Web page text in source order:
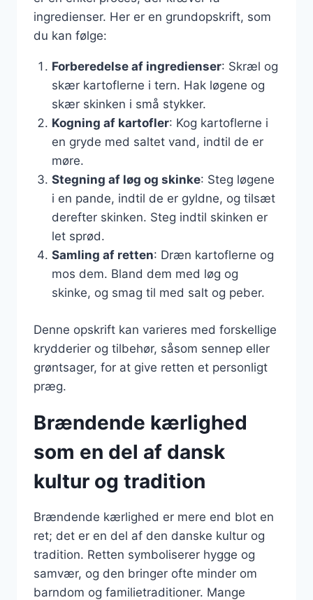
ingredienser. Her er en grundopskrift, som
du kan følge:
Forberedelse af ingredienser: Skræl og
skær kartoflerne i tern. Hak løgene og
skær skinken i små stykker.
Kogning af kartofler: Kog kartoflerne i
en gryde med saltet vand, indtil de er
møre.
Stegning af løg og skinke: Steg løgene
i en pande, indtil de er gyldne, og tilsæt
derefter skinken. Steg indtil skinken er
let sprød.
Samling af retten: Dræn kartoflerne og
mos dem. Bland dem med løg og
skinke, og smag til med salt og peber.
Denne opskrift kan varieres med forskellige
krydderier og tilbehør, såsom sennep eller
grøntsager, for at give retten et personligt
præg.
Brændende kærlighed
som en del af dansk
kultur og tradition
Brændende kærlighed er mere end blot en
ret; det er en del af den danske kultur og
tradition. Retten symboliserer hygge og
samvær, og den bringer ofte minder om
barndom og familietraditioner. Mange